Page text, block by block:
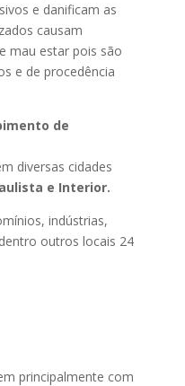
e danificam as
causam
mau estar pois são
e de procedência
de
diversas cidades
e Interior.
indústrias,
outros locais 24
principalmente com